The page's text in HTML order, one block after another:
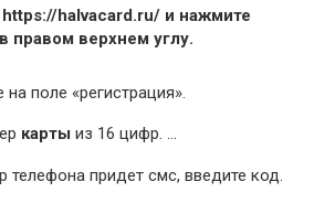
halvacard.ru/ и нажмите
правом верхнем углу.
поле «регистрация».
карты из 16 цифр. …
телефона придет смс, введите код.